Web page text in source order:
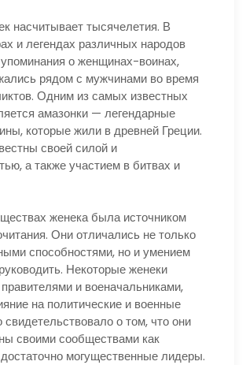
насчитывает тысячелетия. В
и легендах различных народов
о женщинах-воинах,
рядом с мужчинами во время
Одним из самых известных
амазонки — легендарные
которые жили в древней Греции.
своей силой и
а также участием в битвах и
женека была источником
Они отличались не только
способностями, но и умением
Некоторые женеки
и военачальниками,
на политические и военные
о том, что они
своими сообществами как
могущественные лидеры.